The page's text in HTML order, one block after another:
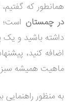
همانطور که
در چمستان است؛
داشته باشید و یک
اضافه کنید،
ماهیت همیشه سبز
به منظور راهنمایی